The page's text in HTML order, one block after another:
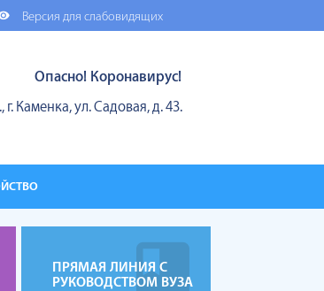
Версия для слабовидящих
Опасно! Коронавирус!
г. Каменка, ул. Садовая, д. 43.
ПРЯМАЯ ЛИНИЯ С
РУКОВОДСТВОМ ВУЗА